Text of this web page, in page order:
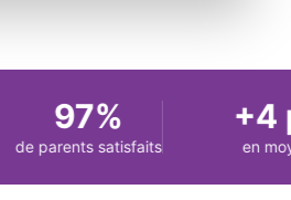
97%
parents satisfaits
+4
en